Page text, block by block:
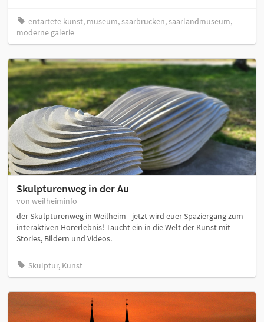
entartete kunst, museum, saarbrücken, saarlandmuseum,
moderne galerie
Skulpturenweg in der Au
von weilheiminfo
der Skulpturenweg in Weilheim - jetzt wird euer Spaziergang zum
interaktiven Hörerlebnis! Taucht ein in die Welt der Kunst mit
Stories, Bildern und Videos.
Skulptur, Kunst